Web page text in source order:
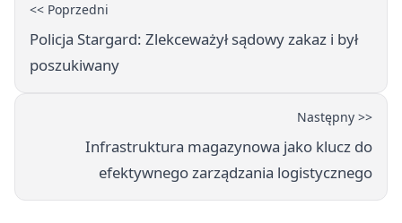
<< Poprzedni
Policja Stargard: Zlekceważył sądowy zakaz i był
poszukiwany
Następny >>
Infrastruktura magazynowa jako klucz do
efektywnego zarządzania logistycznego